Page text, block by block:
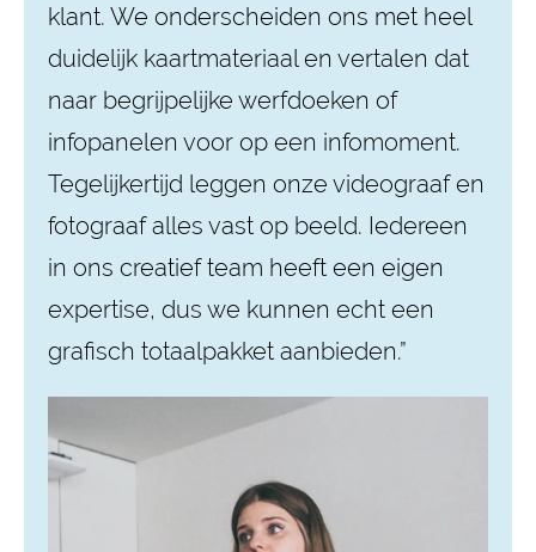
klant. We onderscheiden ons met heel
duidelijk kaartmateriaal en vertalen dat
naar begrijpelijke werfdoeken of
infopanelen voor op een infomoment.
Tegelijkertijd leggen onze videograaf en
fotograaf alles vast op beeld. Iedereen
in ons creatief team heeft een eigen
expertise, dus we kunnen echt een
grafisch totaalpakket aanbieden.”